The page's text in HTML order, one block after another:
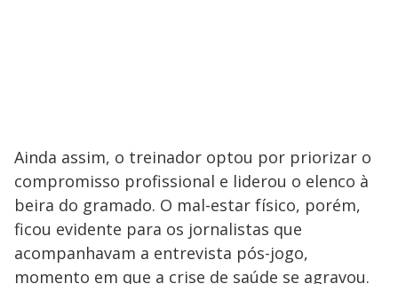
Ainda assim, o treinador optou por priorizar o
compromisso profissional e liderou o elenco à
beira do gramado. O mal-estar físico, porém,
ficou evidente para os jornalistas que
acompanhavam a entrevista pós-jogo,
momento em que a crise de saúde se agravou.